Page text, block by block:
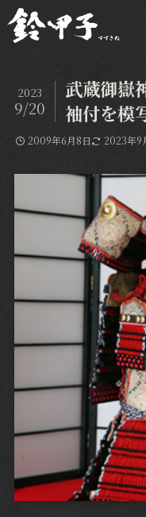
武蔵御嶽
袖付を模
2023
9/20
2009年6月8日 2023年9